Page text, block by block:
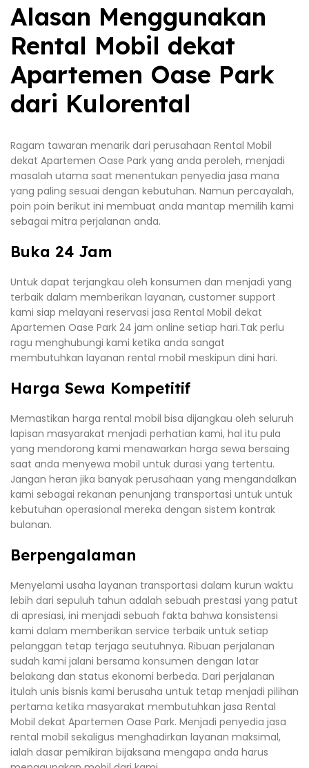
Alasan Menggunakan
Rental Mobil dekat
Apartemen Oase Park
dari Kulorental
Ragam tawaran menarik dari perusahaan Rental Mobil
dekat Apartemen Oase Park yang anda peroleh, menjadi
masalah utama saat menentukan penyedia jasa mana
yang paling sesuai dengan kebutuhan. Namun percayalah,
poin poin berikut ini membuat anda mantap memilih kami
sebagai mitra perjalanan anda.
Buka 24 Jam
Untuk dapat terjangkau oleh konsumen dan menjadi yang
terbaik dalam memberikan layanan, customer support
kami siap melayani reservasi jasa Rental Mobil dekat
Apartemen Oase Park 24 jam online setiap hari.Tak perlu
ragu menghubungi kami ketika anda sangat
membutuhkan layanan rental mobil meskipun dini hari.
Harga Sewa Kompetitif
Memastikan harga rental mobil bisa dijangkau oleh seluruh
lapisan masyarakat menjadi perhatian kami, hal itu pula
yang mendorong kami menawarkan harga sewa bersaing
saat anda menyewa mobil untuk durasi yang tertentu.
Jangan heran jika banyak perusahaan yang mengandalkan
kami sebagai rekanan penunjang transportasi untuk untuk
kebutuhan operasional mereka dengan sistem kontrak
bulanan.
Berpengalaman
Menyelami usaha layanan transportasi dalam kurun waktu
lebih dari sepuluh tahun adalah sebuah prestasi yang patut
di apresiasi, ini menjadi sebuah fakta bahwa konsistensi
kami dalam memberikan service terbaik untuk setiap
pelanggan tetap terjaga seutuhnya. Ribuan perjalanan
sudah kami jalani bersama konsumen dengan latar
belakang dan status ekonomi berbeda. Dari perjalanan
itulah unis bisnis kami berusaha untuk tetap menjadi pilihan
pertama ketika masyarakat membutuhkan jasa Rental
Mobil dekat Apartemen Oase Park. Menjadi penyedia jasa
rental mobil sekaligus menghadirkan layanan maksimal,
ialah dasar pemikiran bijaksana mengapa anda harus